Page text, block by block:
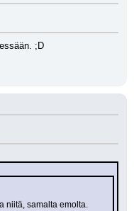
;D
niitä, samalta emolta.